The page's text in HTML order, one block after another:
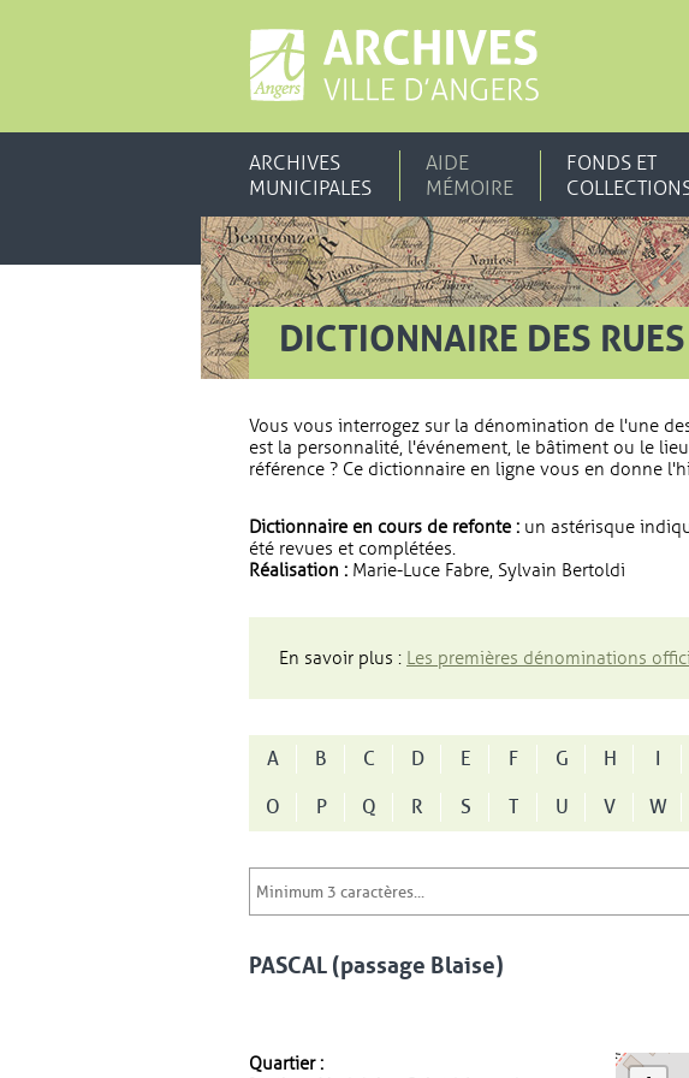
ARCHIVES
MUNICIPALES
AIDE
MÉMOIRE
FONDS ET
DICTIONNAIRE DES RUES
Vous vous interrogez sur la dénomination de l'une
est la personnalité, l'événement, le bâtiment ou le
référence ? Ce dictionnaire en ligne vous en donne
Dictionnaire en cours de refonte : un astérisque
été revues et complétées.
Réalisation : Marie-Luce Fabre, Sylvain Bertoldi
En savoir plus : Les premières dénominations
A B C D E F G H I
O
P Q R S T U V W
PASCAL (passage Blaise)
Quartier :